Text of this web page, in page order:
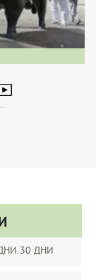
30 ДНИ